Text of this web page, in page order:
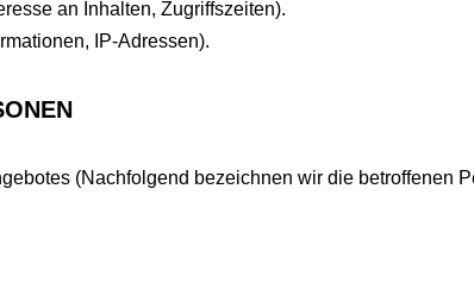
an Inhalten, Zugriffszeiten).
IP-Adressen).
(Nachfolgend bezeichnen wir die betroffenen